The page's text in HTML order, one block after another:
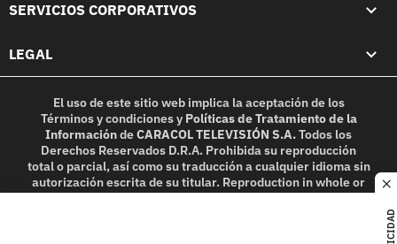
SERVICIOS CORPORATIVOS
LEGAL
El uso de este sitio web implica la aceptación de los
Términos y condicionesy Políticas de Tratamiento de la
InformacióndeCARACOL TELEVISIÓN S.A.Todos los
Derechos Reservados D.R.A. Prohibida su reproducción
total o parcial, así como su traducción a cualquier idioma sin
autorización escrita de su titular. Reproduction in whole or
in part, or translation without written permission is